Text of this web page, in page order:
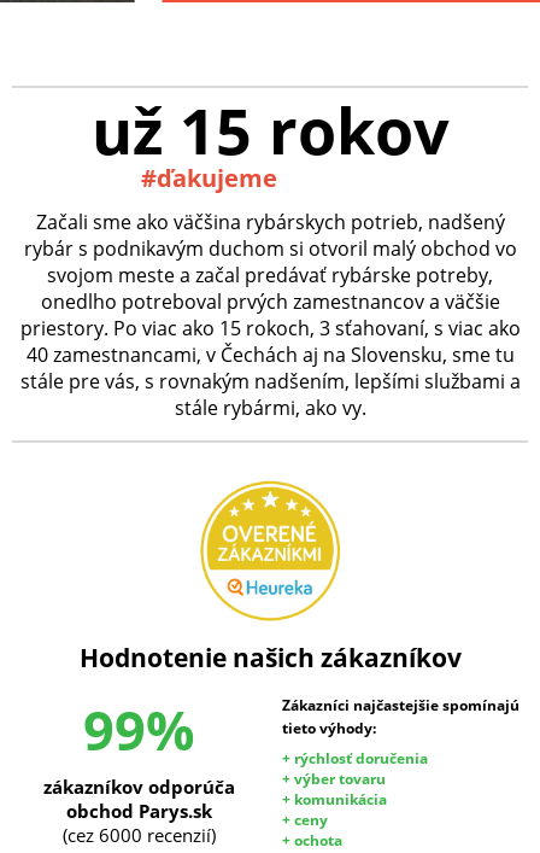
už 15 rokov
#ďakujeme
Začali sme ako väčšina rybárskych potrieb, nadšený
rybár s podnikavým duchom si otvoril malý obchod vo
svojom meste a začal predávať rybárske potreby,
onedlho potreboval prvých zamestnancov a väčšie
priestory. Po viac ako 15 rokoch, 3 sťahovaní, s viac ako
40 zamestnancami, v Čechách aj na Slovensku, sme tu
stále pre vás, s rovnakým nadšením, lepšími službami a
stále rybármi, ako vy.
Hodnotenie našich zákazníkov
99%
Zákazníci najčastejšie spomínajú
tieto výhody:
+ rýchlosť doručenia
+ výber tovaru
+ komunikácia
+ ceny
+ ochota
zákazníkov odporúča
obchod Parys.sk
(cez 6000 recenzií)